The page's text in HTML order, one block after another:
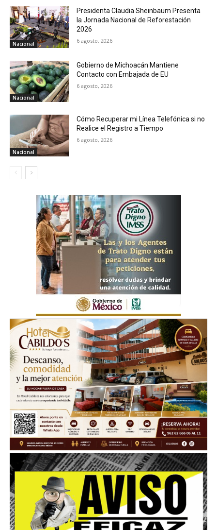
Nacional
Presidenta Claudia Sheinbaum Presenta
la Jornada Nacional de Reforestación
2026
6 agosto, 2026
Nacional
Gobierno de Michoacán Mantiene
Contacto con Embajada de EU
6 agosto, 2026
Nacional
Cómo Recuperar mi Línea Telefónica si no
Realice el Registro a Tiempo
6 agosto, 2026